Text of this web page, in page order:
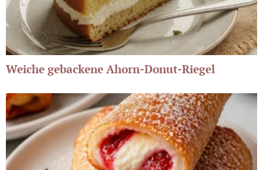
Weiche gebackene Ahorn-Donut-Riegel